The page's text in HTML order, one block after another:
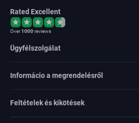
Rated Excellent
Over1000reviews
Ügyfélszolgálat
Informácio a megrendelésről
Feltételek és kikötések